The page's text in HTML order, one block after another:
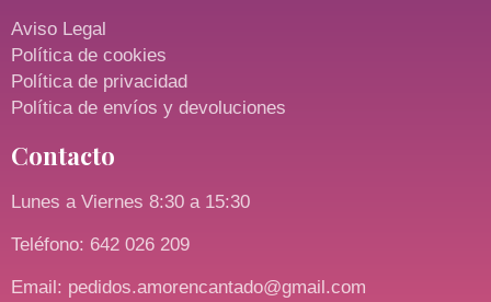
Aviso Legal
Política de cookies
Política de privacidad
Política de envíos y devoluciones
Contacto
Lunes a Viernes 8:30 a 15:30
Teléfono: 642 026 209
Email: pedidos.amorencantado@gmail.com